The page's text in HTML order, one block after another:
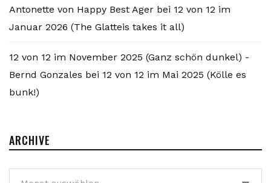
Antonette von Happy Best Ager bei 12 von 12 im
Januar 2026 (The Glatteis takes it all)
12 von 12 im November 2025 (Ganz schön dunkel) -
Bernd Gonzales bei 12 von 12 im Mai 2025 (Kölle es
bunk!)
ARCHIVE